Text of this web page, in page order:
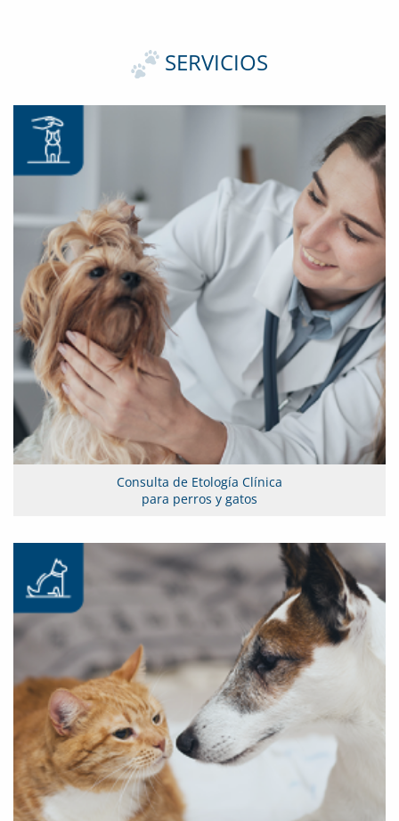
SERVICIOS
Consulta de Etología Clínica
para perros y gatos